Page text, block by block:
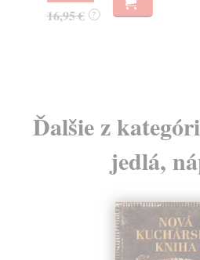
16,95 € ?
Ďalšie z
jedlá,